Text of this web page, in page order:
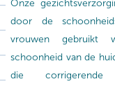
Onze
door de
vrouwen gebruikt
schoonheid van de
die corrigerende